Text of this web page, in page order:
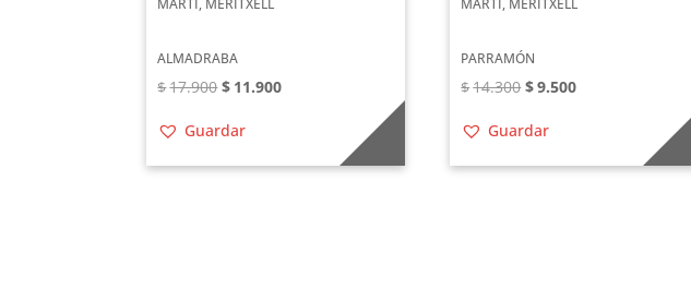
MARTÍ, MERITXELL
ALMADRABA
$17.900El
original
era:
$ 11.900El
es:
Guardar
MARTÍ, MERITXELL
PARRAMÓN
$14.300El
original
era:
$9.500El
es:
Guardar